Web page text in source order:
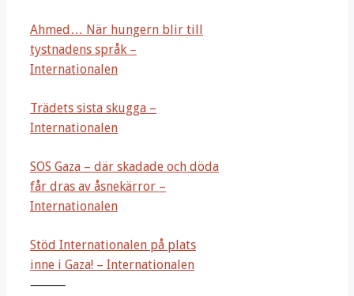
Ahmed… När hungern blir till
tystnadens språk –
Internationalen
Trädets sista skugga –
Internationalen
SOS Gaza – där skadade och döda
får dras av åsnekärror –
Internationalen
Stöd Internationalen på plats
inne i Gaza! – Internationalen
⸻